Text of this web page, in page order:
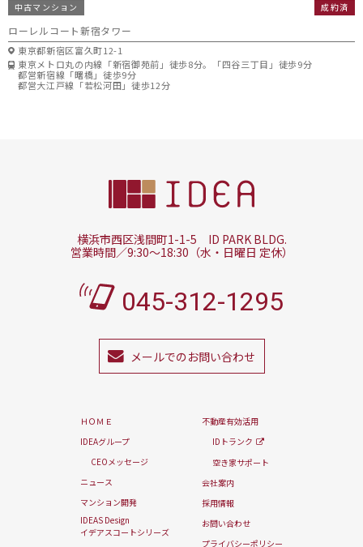
中古マンション 成約済
ローレルコート新宿タワー
東京都新宿区富久町12-1
東京メトロ丸の内線「新宿御苑前」徒歩8分。「四谷三丁目」徒歩9分
都営新宿線「曙橋」徒歩9分
都営大江戸線「若松河田」徒歩12分
横浜市西区浅間町1-1-5 ID PARK BLDG.
営業時間／9:30～18:30（水・日曜日 定休）
045-312-1295
メールでのお問い合わせ
ＨＯＭＥ
IDEAグループ
CEOメッセージ
ニュース
マンション開発
IDEAS Design
イデアスコートシリーズ
不動産有効活用
IDトランク
空き家サポート
会社案内
採用情報
お問い合わせ
プライバシーポリシー